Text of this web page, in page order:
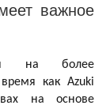
важное
на более
как Azuki
на основе